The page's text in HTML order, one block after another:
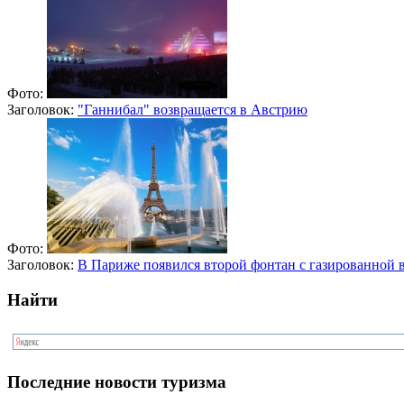
Фото:
Заголовок: "Ганнибал" возвращается в Австрию
Фото:
Заголовок: В Париже появился второй фонтан с газированной
Найти
Последние новости туризма